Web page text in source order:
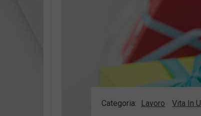
Categoria: Lavoro Vita In